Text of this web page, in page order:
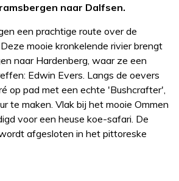
naar Dalfsen.
een prachtige route over de
mooie kronkelende rivier brengt
naar Hardenberg, waar ze een
Edwin Evers. Langs de oevers
op pad met een echte 'Bushcrafter',
te maken. Vlak bij het mooie Ommen
voor een heuse koe-safari. De
afgesloten in het pittoreske